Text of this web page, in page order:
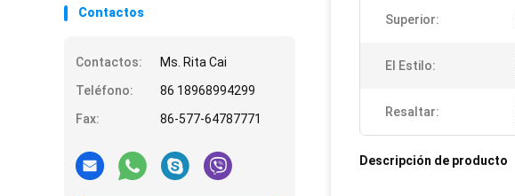
Contactos
Contactos:
Ms. Rita Cai
Teléfono:
86 18968994299
Fax:
86-577-64787771
Superior:
El Estilo:
Resaltar:
Descripción de producto